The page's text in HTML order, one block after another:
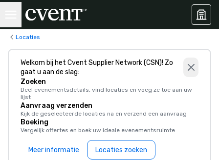
Locaties
Welkom bij het Cvent Supplier Network (CSN)! Zo
gaat u aan de slag:
Zoeken
Deel evenementsdetails, vind locaties en voeg ze toe aan uw
lijst
Aanvraag verzenden
Kijk de geselecteerde locaties na en verzend een aanvraag
Boeking
Vergelijk offertes en boek uw ideale evenementsruimte
Meer informatie Locaties zoeken